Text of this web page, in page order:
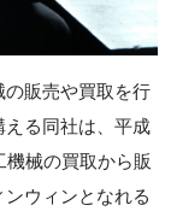
販売や買取を行
える同社は、平成
械の買取から販
ウィンとなれる